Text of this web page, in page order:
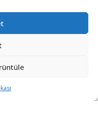
Türkiye'ye yakın Adalar
kapasitesini
Gaz Sahası’na